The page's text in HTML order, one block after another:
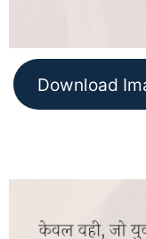
Download